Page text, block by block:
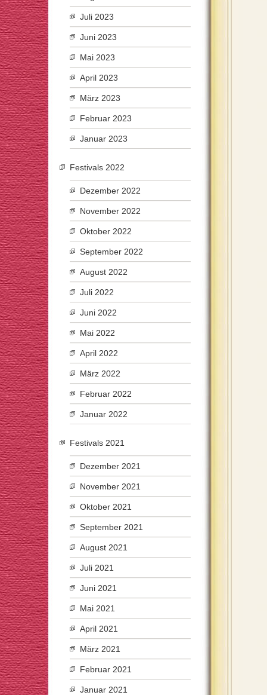
Juli 2023
Juni 2023
Mai 2023
April 2023
März 2023
Februar 2023
Januar 2023
Festivals 2022
Dezember 2022
November 2022
Oktober 2022
September 2022
August 2022
Juli 2022
Juni 2022
Mai 2022
April 2022
März 2022
Februar 2022
Januar 2022
Festivals 2021
Dezember 2021
November 2021
Oktober 2021
September 2021
August 2021
Juli 2021
Juni 2021
Mai 2021
April 2021
März 2021
Februar 2021
Januar 2021